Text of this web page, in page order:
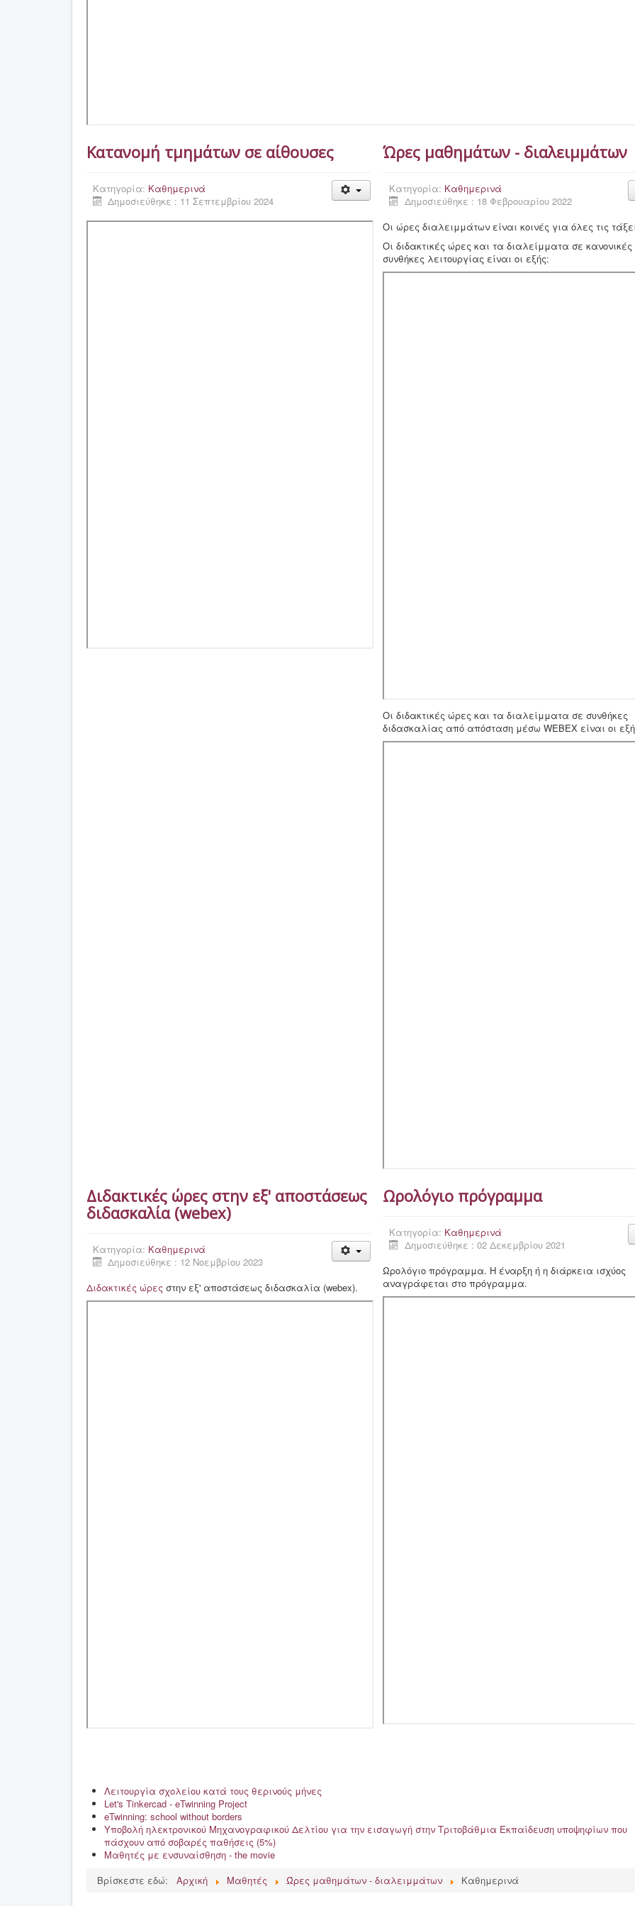
Κατανομή τμημάτων σε αίθουσες
Κατηγορία: Καθημερινά
Δημοσιεύθηκε : 11 Σεπτεμβρίου 2024
Ώρες μαθημάτων - διαλειμμάτων
Κατηγορία: Καθημερινά
Δημοσιεύθηκε : 18 Φεβρουαρίου 2022
Οι ώρες διαλειμμάτων είναι κοινές για όλες τις
Οι διδακτικές ώρες και τα διαλείμματα σε κανονικές
συνθήκες λειτουργίας είναι οι εξής:
Οι διδακτικές ώρες και τα διαλείμματα σε συνθήκες
διδασκαλίας από απόσταση μέσω WEBEX είναι οι
Διδακτικές ώρες στην εξ' αποστάσεως
διδασκαλία (webex)
Κατηγορία: Καθημερινά
Δημοσιεύθηκε : 12 Νοεμβρίου 2023
Διδακτικές ώρες στην εξ' αποστάσεως διδασκαλία (webex).
Ωρολόγιο πρόγραμμα
Κατηγορία: Καθημερινά
Δημοσιεύθηκε : 02 Δεκεμβρίου 2021
Ωρολόγιο πρόγραμμα. Η έναρξη ή η διάρκεια ισχύος
αναγράφεται στο πρόγραμμα.
Λειτουργία σχολείου κατά τους θερινούς μήνες
Let's Tinkercad - eTwinning Project
eTwinning: school without borders
Υποβολή ηλεκτρονικού Μηχανογραφικού Δελτίου για την εισαγωγή στην Τριτοβάθμια Εκπαίδευση υποψηφίων που
πάσχουν από σοβαρές παθήσεις (5%)
Μαθητές με ενσυναίσθηση - the movie
Βρίσκεστε εδώ:
Αρχική Μαθητές Ώρες μαθημάτων - διαλειμμάτων Καθημερινά